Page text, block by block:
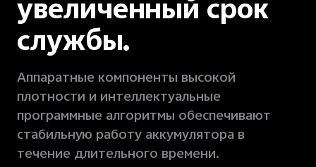
увеличенный срок
службы.
Аппаратные компоненты высокой
плотности и интеллектуальные
программные алгоритмы обеспечивают
стабильную работу аккумулятора в
течение длительного времени.